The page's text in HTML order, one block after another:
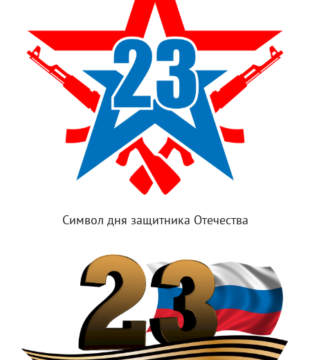
Символ дня защитника Отечества